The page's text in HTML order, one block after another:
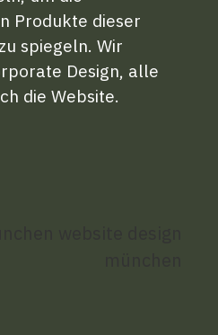
Produkte dieser
spiegeln. Wir
Design, alle
die Website.